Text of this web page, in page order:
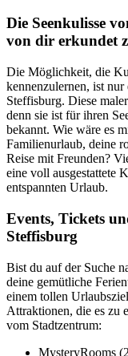
Die Seenkulisse
von dir erkundet
Die Möglichkeit, die
kennenzulernen, ist
Steffisburg. Diese
denn sie ist für ihren
bekannt. Wie wäre es
Familienurlaub, deine
Reise mit Freunden?
eine voll ausgestattete
entspannten Urlaub.
Events, Tickets
Steffisburg
Bist du auf der Suche
deine gemütliche
einem tollen
Attraktionen, die es zu
vom Stadtzentrum:
MysteryRooms